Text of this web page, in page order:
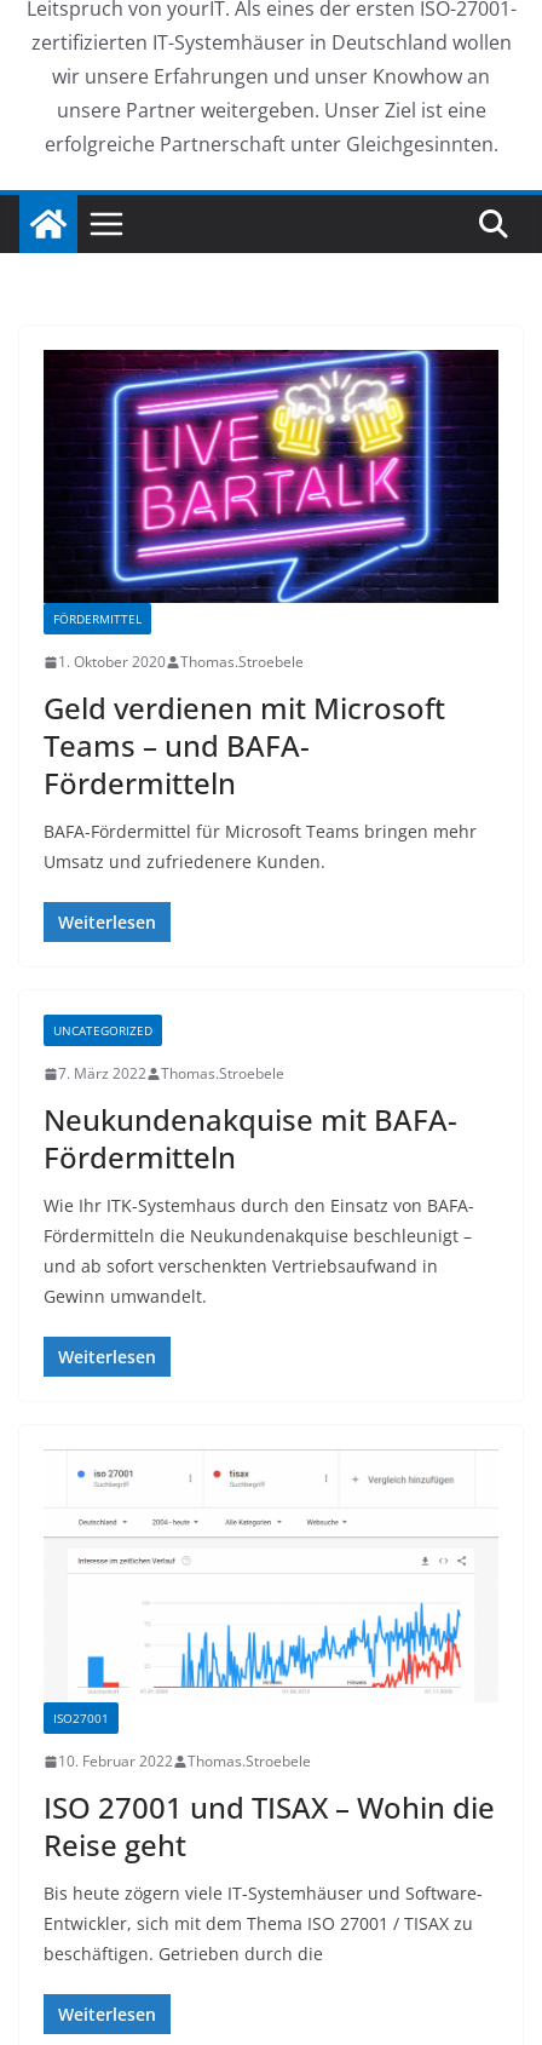
Leitspruch von yourIT. Als eines der ersten ISO-27001-
zertifizierten IT-Systemhäuser in Deutschland wollen
wir unsere Erfahrungen und unser Knowhow an
unsere Partner weitergeben. Unser Ziel ist eine
erfolgreiche Partnerschaft unter Gleichgesinnten.
FÖRDERMITTEL
1. Oktober 2020 Thomas.Stroebele
Geld verdienen mit Microsoft
Teams – und BAFA-
Fördermitteln
BAFA-Fördermittel für Microsoft Teams bringen mehr
Umsatz und zufriedenere Kunden.
Weiterlesen
UNCATEGORIZED
7. März 2022 Thomas.Stroebele
Neukundenakquise mit BAFA-
Fördermitteln
Wie Ihr ITK-Systemhaus durch den Einsatz von BAFA-
Fördermitteln die Neukundenakquise beschleunigt –
und ab sofort verschenkten Vertriebsaufwand in
Gewinn umwandelt.
Weiterlesen
ISO27001
10. Februar 2022 Thomas.Stroebele
ISO 27001 und TISAX – Wohin die
Reise geht
Bis heute zögern viele IT-Systemhäuser und Software-
Entwickler, sich mit dem Thema ISO 27001 / TISAX zu
beschäftigen. Getrieben durch die
Weiterlesen